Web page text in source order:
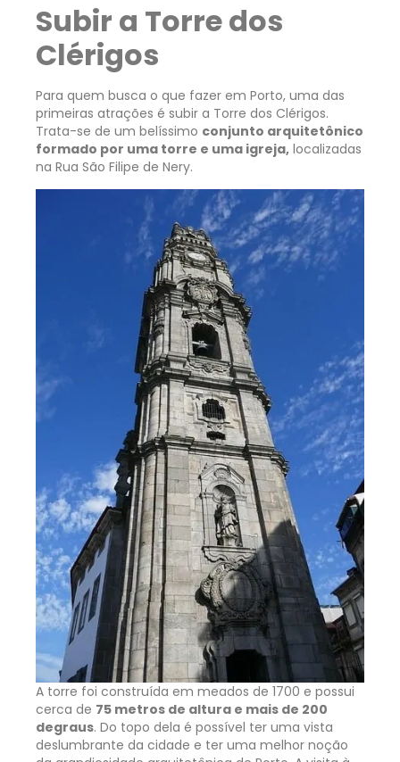
Subir a Torre dos
Clérigos
Para quem busca o que fazer em Porto, uma das
primeiras atrações é subir a Torre dos Clérigos.
Trata-se de um belíssimo conjunto arquitetônico
formado por uma torre e uma igreja, localizadas
na Rua São Filipe de Nery.
A torre foi construída em meados de 1700 e possui
cerca de 75 metros de altura e mais de 200
degraus. Do topo dela é possível ter uma vista
deslumbrante da cidade e ter uma melhor noção